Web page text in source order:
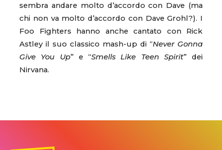
sembra andare molto d’accordo con Dave (ma
chi non va molto d’accordo con Dave Grohl?). I
Foo Fighters hanno anche cantato con Rick
Astley il suo classico mash-up di “Never Gonna
Give You Up” e “Smells Like Teen Spirit” dei
Nirvana.